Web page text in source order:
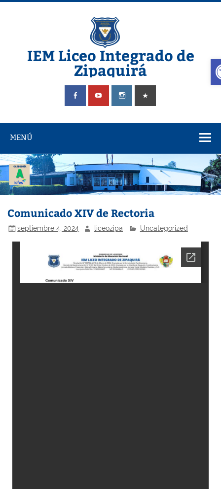
IEM Liceo Integrado de
Zipaquirá
Pagina del Liceo Integrado Zipaquira
MENÚ
Comunicado XIV de Rectoria
septiembre 4, 2024 liceozipa Uncategorized